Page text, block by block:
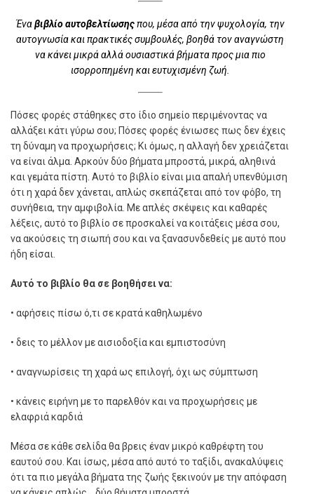
Έναβιβλίο αυτοβελτίωσηςπου, μέσα από την ψυχολογία, την
αυτογνωσία και πρακτικές συμβουλές, βοηθά τον αναγνώστη
να κάνει μικρά αλλά ουσιαστικά βήματα προς μια πιο
ισορροπημένη και ευτυχισμένη ζωή.
Πόσες φορές στάθηκες στο ίδιο σημείο περιμένοντας να
αλλάξει κάτι γύρω σου; Πόσες φορές ένιωσες πως δεν έχεις
τη δύναμη να προχωρήσεις; Κι όμως, η αλλαγή δεν χρειάζεται
να είναι άλμα. Αρκούν δύο βήματα μπροστά, μικρά, αληθινά
και γεμάτα πίστη. Αυτό το βιβλίο είναι μια απαλή υπενθύμιση
ότι η χαρά δεν χάνεται, απλώς σκεπάζεται από τον φόβο, τη
συνήθεια, την αμφιβολία. Με απλές σκέψεις και καθαρές
λέξεις, αυτό το βιβλίο σε προσκαλεί να κοιτάξεις μέσα σου,
να ακούσεις τη σιωπή σου και να ξανασυνδεθείς με αυτό που
ήδη είσαι.
Αυτό το βιβλίο θα σε βοηθήσει να:
• αφήσεις πίσω ό,τι σε κρατά καθηλωμένο
• δεις το μέλλον με αισιοδοξία και εμπιστοσύνη
• αναγνωρίσεις τη χαρά ως επιλογή, όχι ως σύμπτωση
• κάνεις ειρήνη με το παρελθόν και να προχωρήσεις με
ελαφριά καρδιά
Μέσα σε κάθε σελίδα θα βρεις έναν μικρό καθρέφτη του
εαυτού σου. Και ίσως, μέσα από αυτό το ταξίδι, ανακαλύψεις
ότι τα πιο μεγάλα βήματα της ζωής ξεκινούν με την απόφαση